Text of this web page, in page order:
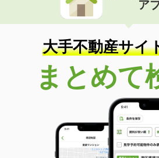
ア
大手不動産サイ
まとめて